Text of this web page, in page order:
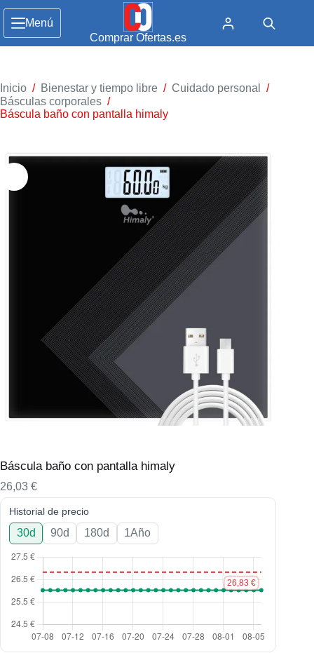
Menú
Comprar Ofertas.es
Inicio / Bienestar y tiempo libre / Cuidado personal
/
Básculas corporales /
Báscula baño con pantalla himaly
Báscula baño con pantalla himaly
26,03 €
Historial de precio
30d 90d 180d 1Año